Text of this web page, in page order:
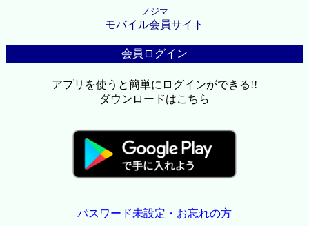
ノジマ
モバイル会員サイト
会員ログイン
アプリを使うと簡単にログインができる!!
ダウンロードはこちら
パスワード未設定・お忘れの方